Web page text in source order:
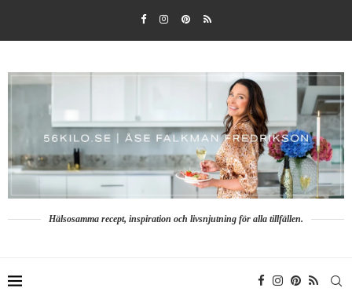
Hälsosamma recept, inspiration och livsnjutning för alla tillfällen.